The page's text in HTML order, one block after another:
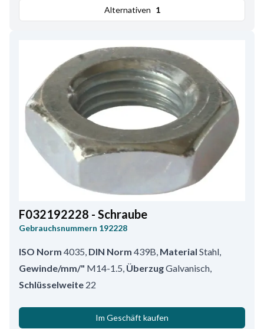
Alternativen 1
F032192228 - Schraube
Gebrauchsnummern 192228
ISO Norm 4035, DIN Norm 439B, Material Stahl,
Gewinde/mm/" M14-1.5, ÜberzugGalvanisch,
Schlüsselweite 22
Im Geschäft kaufen